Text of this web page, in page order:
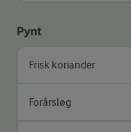
Pynt
Frisk koriander
Forårsløg